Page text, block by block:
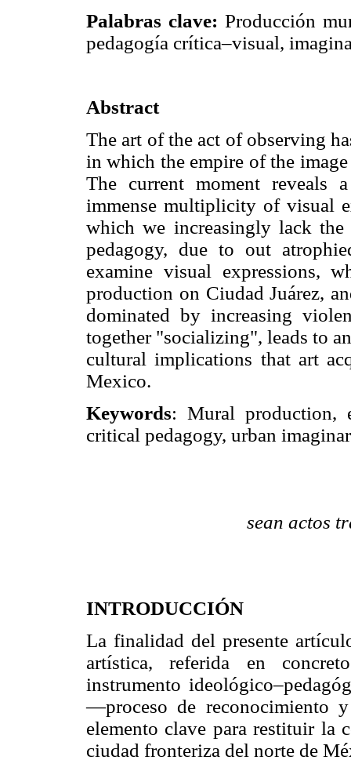
Palabras clave: Producción
pedagogía crítica–visual,
Abstract
The art of the act of observing
in which the empire of the
The current moment reveals
immense multiplicity of visual
which we increasingly lack
pedagogy, due to out
examine visual expressions,
production on Ciudad Juárez,
dominated by increasing
together "socializing", leads to
cultural implications that art
Mexico.
Keywords: Mural production,
critical pedagogy, urban
sean actos
INTRODUCCIÓN
La finalidad del presente
artística, referida en
instrumento
—proceso de reconocimiento
elemento clave para restituir la
ciudad fronteriza del norte de